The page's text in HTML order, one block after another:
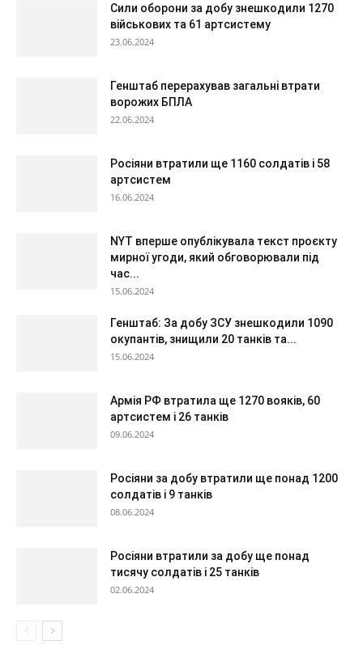
Сили оборони за добу знешкодили 1270
військових та 61 артсистему
23.06.2024
Генштаб перерахував загальні втрати
ворожих БПЛА
22.06.2024
Росіяни втратили ще 1160 солдатів і 58
артсистем
16.06.2024
NYT вперше опублікувала текст проєкту
мирної угоди, який обговорювали під
час...
15.06.2024
Генштаб: За добу ЗСУ знешкодили 1090
окупантів, знищили 20 танків та...
15.06.2024
Армія РФ втратила ще 1270 вояків, 60
артсистем і 26 танків
09.06.2024
Росіяни за добу втратили ще понад 1200
солдатів і 9 танків
08.06.2024
Росіяни втратили за добу ще понад
тисячу солдатів і 25 танків
02.06.2024